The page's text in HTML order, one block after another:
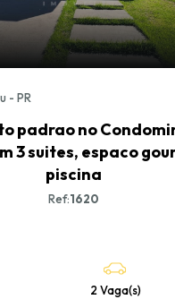
- PR
padrao no
3 suites, espaco
piscina
Ref:1620
2 Vaga(s)